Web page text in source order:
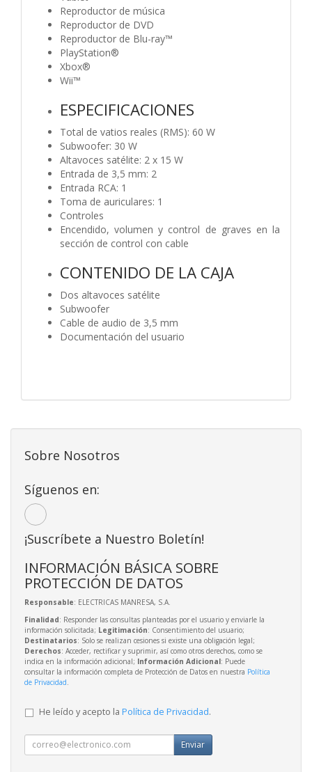
Reproductor de música
Reproductor de DVD
Reproductor de Blu-ray™
PlayStation®
Xbox®
Wii™
ESPECIFICACIONES
Total de vatios reales (RMS): 60 W
Subwoofer: 30 W
Altavoces satélite: 2 x 15 W
Entrada de 3,5 mm: 2
Entrada RCA: 1
Toma de auriculares: 1
Controles
Encendido, volumen y control de graves en la
sección de control con cable
CONTENIDO DE LA CAJA
Dos altavoces satélite
Subwoofer
Cable de audio de 3,5 mm
Documentación del usuario
Sobre Nosotros
Síguenos en:
¡Suscríbete a Nuestro Boletín!
INFORMACIÓN BÁSICA SOBRE
PROTECCIÓN DE DATOS
Responsable: ELECTRICAS MANRESA, S.A.
Finalidad: Responder las consultas planteadas por el usuario y enviarle la
información solicitada; Legitimación: Consentimiento del usuario;
Destinatarios: Solo se realizan cesiones si existe una obligación legal;
Derechos: Acceder, rectificar y suprimir, así como otros derechos, como se
indica en la información adicional; Información Adicional: Puede
consultar la información completa de Protección de Datos en nuestra Política
de Privacidad
He leído y acepto la Política de Privacidad.
Enviar